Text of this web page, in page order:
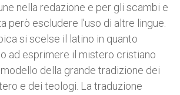
nella redazione e per gli scambi e
però escludere l’uso di altre lingue.
si scelse il latino in quanto
ad esprimere il mistero cristiano
della grande tradizione dei
e dei teologi. La traduzione